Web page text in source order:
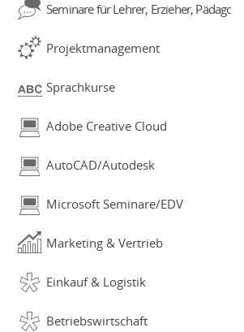
Seminare für Lehrer, Erzieher, Pädagogen
Projektmanagement
Sprachkurse
Adobe Creative Cloud
AutoCAD/Autodesk
Microsoft Seminare/EDV
Marketing & Vertrieb
Einkauf & Logistik
Betriebswirtschaft